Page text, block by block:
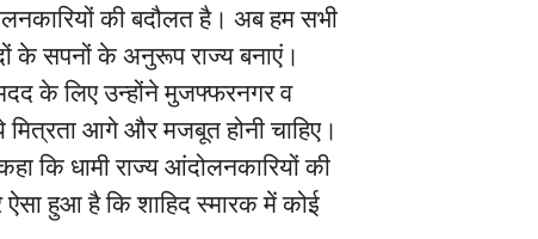
की बदौलत है। अब हम सभी
के सपनों के अनुरूप राज्य बनाएं।
मदद के लिए उन्होंने मुजफ्फरनगर व
आगे और मजबूत होनी चाहिए।
कि धामी राज्य आंदोलनकारियों की
हुआ है कि शाहिद स्मारक में कोई